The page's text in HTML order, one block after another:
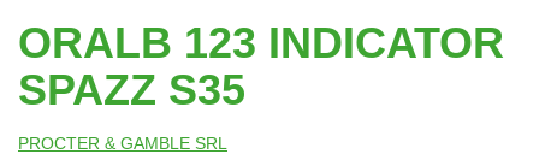
ORALB 123 INDICATOR
SPAZZ S35
PROCTER & GAMBLE SRL